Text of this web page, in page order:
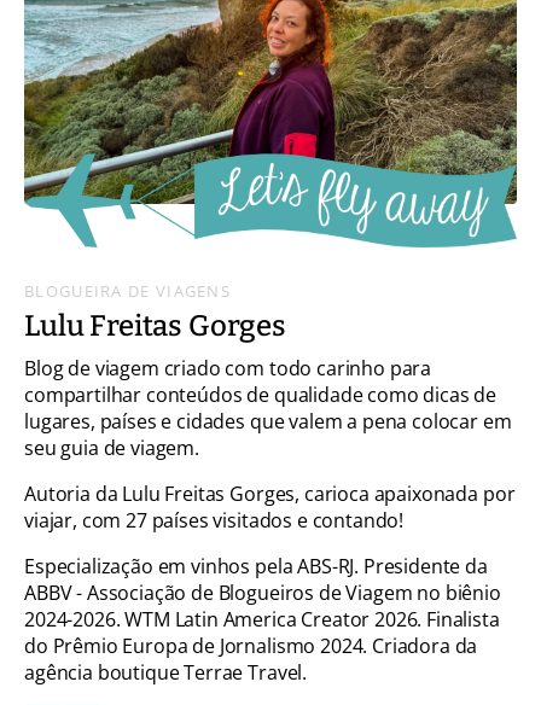
BLOGUEIRA DE VIAGENS
Lulu Freitas Gorges
Blog de viagem criado com todo carinho para
compartilhar conteúdos de qualidade como dicas de
lugares, países e cidades que valem a pena colocar em
seu guia de viagem.
Autoria da Lulu Freitas Gorges, carioca apaixonada por
viajar, com 27 países visitados e contando!
Especialização em vinhos pela ABS-RJ. Presidente da
ABBV - Associação de Blogueiros de Viagem no biênio
2024-2026. WTM Latin America Creator 2026. Finalista
do Prêmio Europa de Jornalismo 2024. Criadora da
agência boutique Terrae Travel.